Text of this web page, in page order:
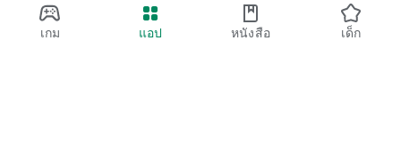
เกม แอป หนังสือ เด็ก